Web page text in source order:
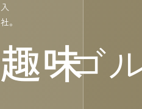
入
社。
趣味ゴ